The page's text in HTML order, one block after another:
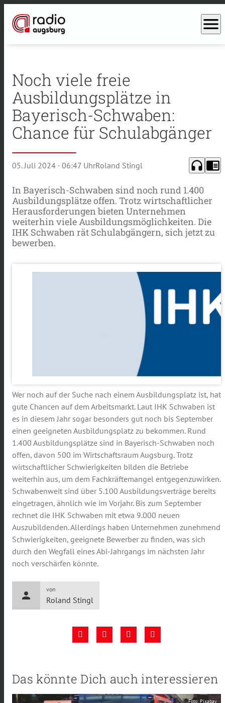
menu
Noch viele freie
Ausbildungsplätze in
Bayerisch-Schwaben:
Chance für Schulabgänger
05. Juli 2024 · 06:47 UhrRoland Stingl headphones chrome_reader_mode
In Bayerisch-Schwaben sind noch rund 1.400
Ausbildungsplätze offen. Trotz wirtschaftlicher
Herausforderungen bieten Unternehmen
weiterhin viele Ausbildungsmöglichkeiten. Die
IHK Schwaben rät Schulabgängern, sich jetzt zu
bewerben.
Wer noch auf der Suche nach einem Ausbildungsplatz ist, hat
gute Chancen auf dem Arbeitsmarkt. Laut IHK Schwaben ist
es in diesem Jahr sogar besonders gut noch bis September
einen geeigneten Ausbildungsplatz zu bekommen. Rund
1.400 Ausbildungsplätze sind in Bayerisch-Schwaben noch
offen, davon 500 im Wirtschaftsraum Augsburg. Trotz
wirtschaftlicher Schwierigkeiten bilden die Betriebe
weiterhin aus, um dem Fachkräftemangel entgegenzuwirken.
Schwabenweit sind über 5.100 Ausbildungsverträge bereits
eingetragen, ähnlich wie im Vorjahr. Bis zum September
rechnet die IHK Schwaben mit etwa 9.000 neuen
Auszubildenden. Allerdings haben Unternehmen zunehmend
Schwierigkeiten, geeignete Bewerber zu finden, was sich
durch den Wegfall eines Abi-Jahrgangs im nächsten Jahr
noch verschärfen könnte.
person
von
Roland Stingl
Das könnte Dich auch interessieren
Foto: Pixabay